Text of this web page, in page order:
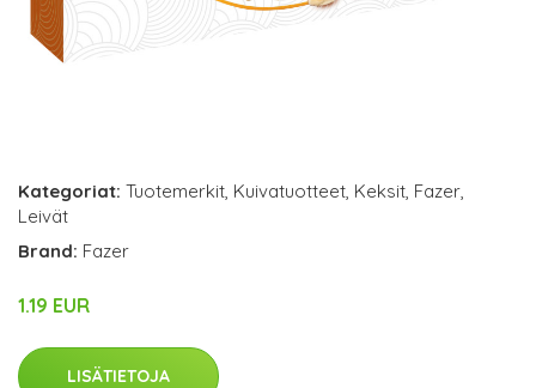
Kategoriat: Tuotemerkit, Kuivatuotteet, Keksit, Fazer,
Leivät
Brand: Fazer
1.19 EUR
LISÄTIETOJA